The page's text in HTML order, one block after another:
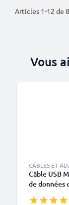
Articles 1-12 de
Vous
CÂBLES ET
Câble USB
de données